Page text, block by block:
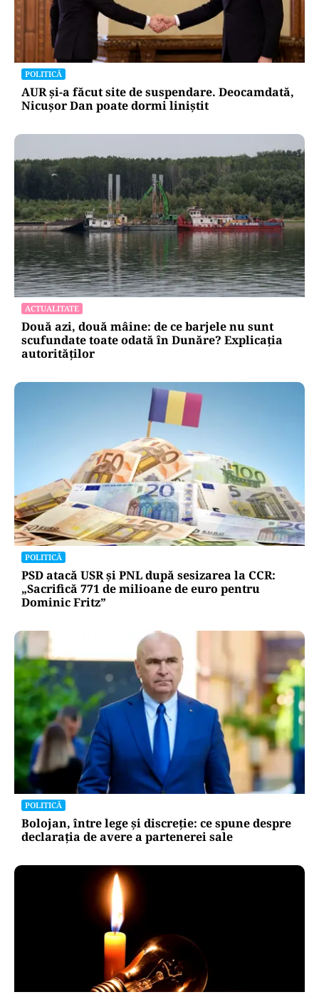
POLITICĂ
AUR și-a făcut site de suspendare. Deocamdată,
Nicușor Dan poate dormi liniștit
ACTUALITATE
Două azi, două mâine: de ce barjele nu sunt
scufundate toate odată în Dunăre? Explicația
autorităților
POLITICĂ
PSD atacă USR și PNL după sesizarea la CCR:
„Sacrifică 771 de milioane de euro pentru
Dominic Fritz”
POLITICĂ
Bolojan, între lege și discreție: ce spune despre
declarația de avere a partenerei sale